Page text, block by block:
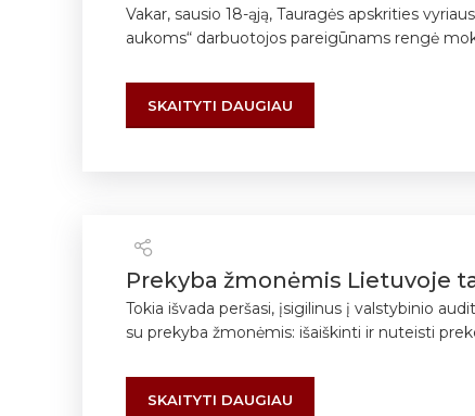
Vakar, sausio 18-ąją, Tauragės apskrities
aukoms“ darbuotojos pareigūnams rengė
SKAITYTI DAUGIAU
Prekyba žmonėmis Lietuvoje
Tokia išvada peršasi, įsigilinus į valstybinio
su prekyba žmonėmis: išaiškinti ir nuteisti
SKAITYTI DAUGIAU